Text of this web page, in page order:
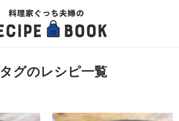
タグのレシピ一覧